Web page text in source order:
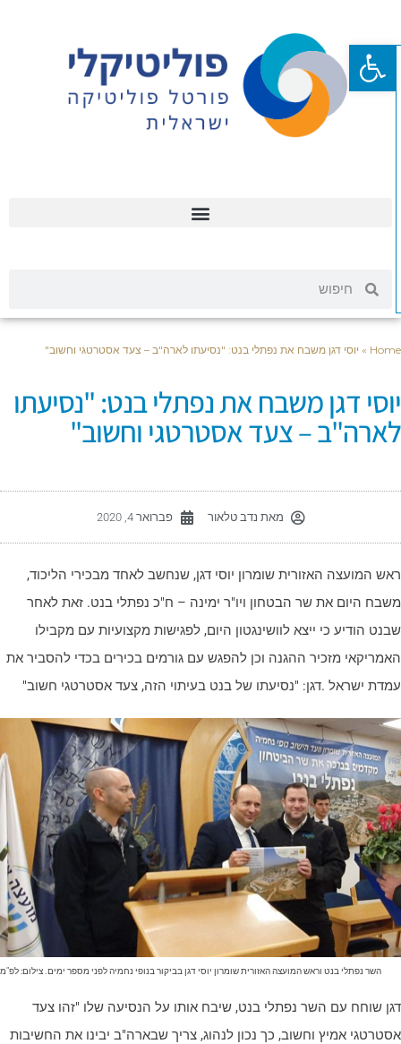
»יוסי דגן משבח את נפתלי בנט: "נסיעתו לארה"ב – צעד אסטרטגי וחשוב"
דגן משבח את נפתלי בנט: "נסיעתו
– צעד אסטרטגי וחשוב"
מאתנדב טלאור פברואר 4, 2020
המועצה האזורית שומרון יוסי דגן, שנחשב לאחד מבכירי הליכוד,
היום את שר הבטחון ויו"ר ימינה – ח"כ נפתלי בנט. זאת לאחר
הודיע כי ייצא לוושינגטון היום, לפגישות מקצועיות עם מקבילו
מזכיר ההגנה וכן להפגש עם גורמים בכירים בכדי להסביר את
ישראל .דגן: "נסיעתו של בנט בעיתוי הזה, צעד אסטרטגי חשוב"
השר נפתלי בנט וראש המועצה האזורית שומרון יוסי דגן בביקור בנופי נחמיה לפני מספר ימים. צילום: לפ"מ
שוחח עם השר נפתלי בנט, שיבח אותו על הנסיעה שלו "זהו צעד
אמיץ וחשוב, כך נכון לנהוג, צריך שבארה"ב יבינו את החשיבות
פתח סרגל נגישות